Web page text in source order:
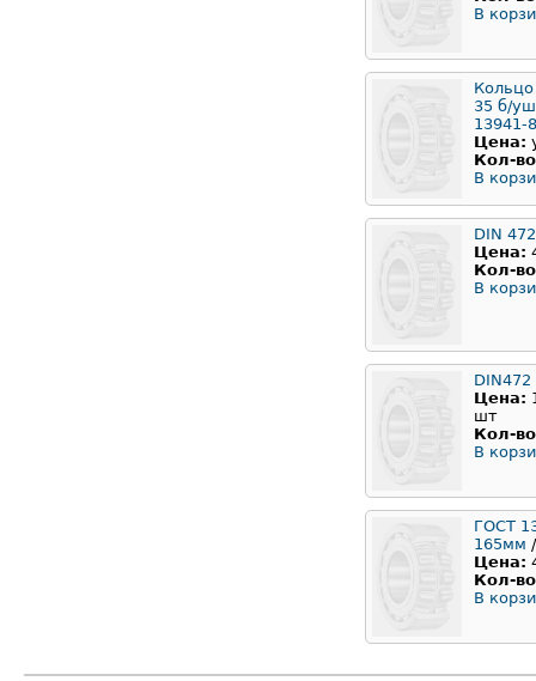
В
35 б/
13941-
Цена:
Кол-
В
DIN
Цена:
Кол-
В
Цена:
шт
Кол-
В
ГОСТ
165мм /
Цена:
Кол-
В